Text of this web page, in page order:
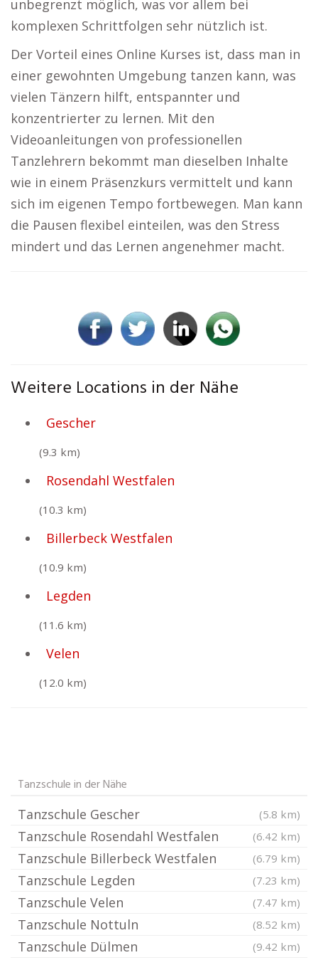
unbegrenzt möglich, was vor allem bei
komplexen Schrittfolgen sehr nützlich ist.
Der Vorteil eines Online Kurses ist, dass man in
einer gewohnten Umgebung tanzen kann, was
vielen Tänzern hilft, entspannter und
konzentrierter zu lernen. Mit den
Videoanleitungen von professionellen
Tanzlehrern bekommt man dieselben Inhalte
wie in einem Präsenzkurs vermittelt und kann
sich im eigenen Tempo fortbewegen. Man kann
die Pausen flexibel einteilen, was den Stress
mindert und das Lernen angenehmer macht.
Weitere Locations in der Nähe
Gescher
(9.3 km)
Rosendahl Westfalen
(10.3 km)
Billerbeck Westfalen
(10.9 km)
Legden
(11.6 km)
Velen
(12.0 km)
Tanzschule in der Nähe
Tanzschule Gescher (5.8 km)
Tanzschule Rosendahl Westfalen (6.42 km)
Tanzschule Billerbeck Westfalen (6.79 km)
Tanzschule Legden (7.23 km)
Tanzschule Velen (7.47 km)
Tanzschule Nottuln (8.52 km)
Tanzschule Dülmen (9.42 km)